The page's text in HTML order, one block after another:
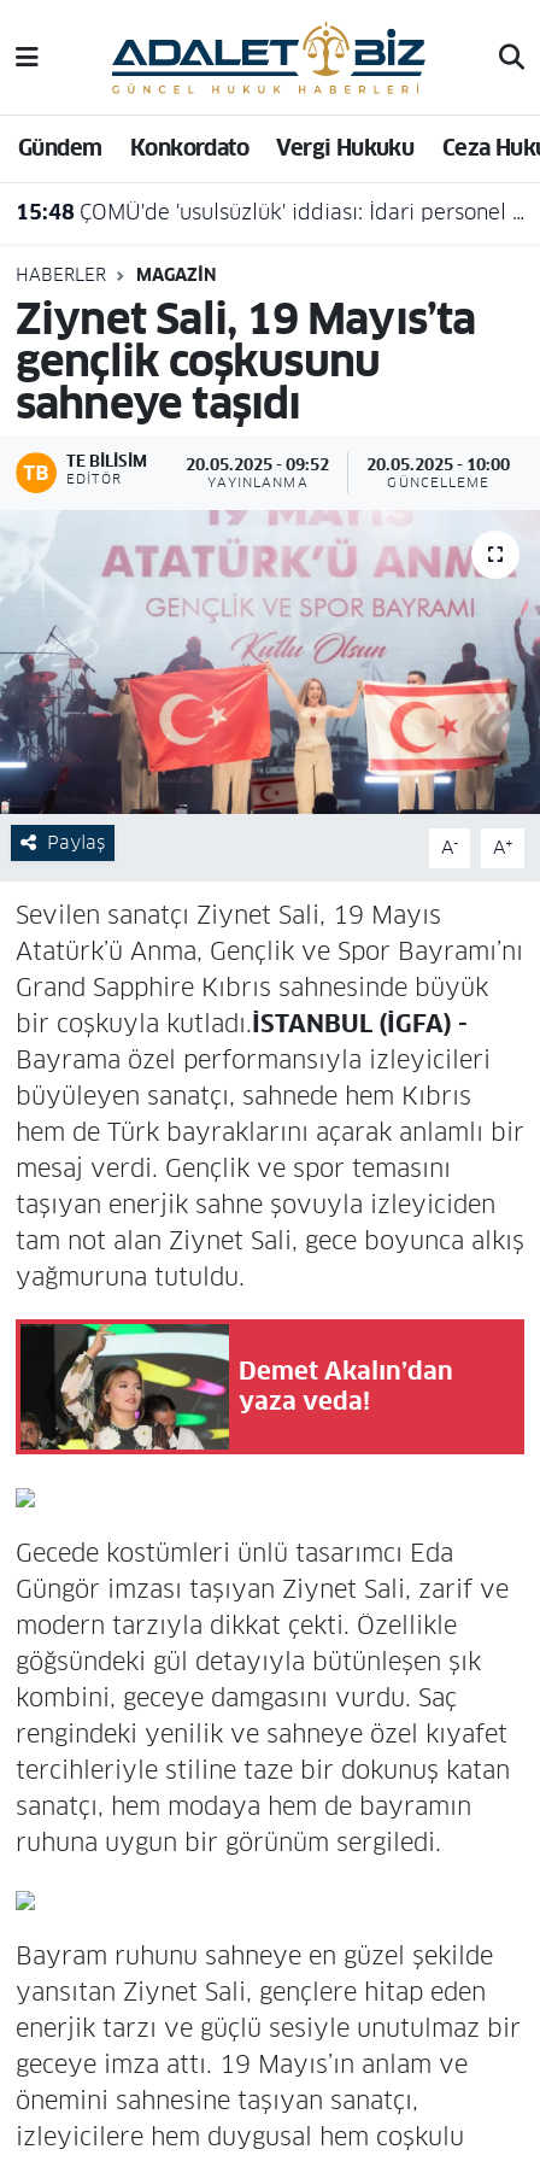
Gündem Konkordato Vergi Hukuku Ceza
15:48 ÇOMÜ'de 'usulsüzlük' iddiası: İdari personel açığa alındı
HABERLER MAGAZIN
Ziynet Sali, 19 Mayıs’ta
gençlik coşkusunu
sahneye taşıdı
TE BILISIM
EDITÖR
20.05.2025 - 09:52
YAYINLANMA
20.05.2025 - 10:00
GÜNCELLEME
Paylaş A- A+
Sevilen sanatçı Ziynet Sali, 19 Mayıs
Atatürk’ü Anma, Gençlik ve Spor Bayramı’nı
Grand Sapphire Kıbrıs sahnesinde büyük
bir coşkuyla kutladı.İSTANBUL (İGFA) -
Bayrama özel performansıyla izleyicileri
büyüleyen sanatçı, sahnede hem Kıbrıs
hem de Türk bayraklarını açarak anlamlı bir
mesaj verdi. Gençlik ve spor temasını
taşıyan enerjik sahne şovuyla izleyiciden
tam not alan Ziynet Sali, gece boyunca alkış
yağmuruna tutuldu.
Demet Akalın’dan
yaza veda!
Gecede kostümleri ünlü tasarımcı Eda
Güngör imzası taşıyan Ziynet Sali, zarif ve
modern tarzıyla dikkat çekti. Özellikle
göğsündeki gül detayıyla bütünleşen şık
kombini, geceye damgasını vurdu. Saç
rengindeki yenilik ve sahneye özel kıyafet
tercihleriyle stiline taze bir dokunuş katan
sanatçı, hem modaya hem de bayramın
ruhuna uygun bir görünüm sergiledi.
Bayram ruhunu sahneye en güzel şekilde
yansıtan Ziynet Sali, gençlere hitap eden
enerjik tarzı ve güçlü sesiyle unutulmaz bir
geceye imza attı. 19 Mayıs’ın anlam ve
önemini sahnesine taşıyan sanatçı,
izleyicilere hem duygusal hem coşkulu
Hava Durumu
Trafik Durumu
Süper Lig Puan Durumu ve Fikstür
Tüm Manşetler
Son Dakika Haberleri
Haber Arşivi